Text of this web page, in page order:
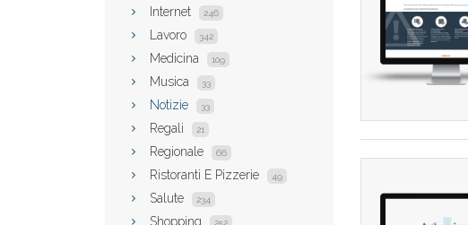
Internet 246
Lavoro 342
Medicina 109
Musica 33
Notizie 33
Regali 21
Regionale 66
Ristoranti E Pizzerie 49
Salute 234
Shopping 252